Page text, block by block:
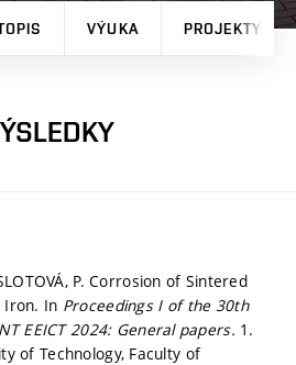
VÝUKA PROJEKTY
P. Corrosion of Sintered
Iron. In Proceedings I of the 30th
EEICT 2024: General papers. 1.
of Technology, Faculty of